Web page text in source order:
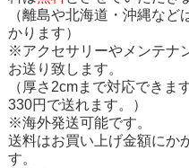
（離島や北海道・沖縄な
かります）
※アクセサリーやメンテナ
お送り致します。
（厚さ2cmまで対応できま
330円で送れます。）
※海外発送可能です。
送料はお買い上げ金額にか
す。